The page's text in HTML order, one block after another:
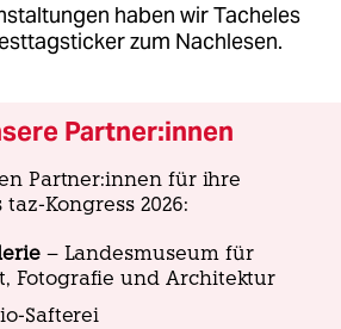
haben wir Tacheles
zum Nachlesen.
Partner:innen
Partner:innen für ihre
Kongress 2026:
– Landesmuseum für
Fotografie und Architektur
Safterei